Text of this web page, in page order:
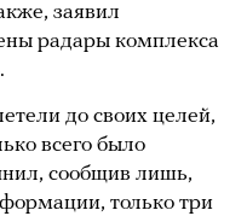
заявил
радары комплекса
до своих целей,
всего было
сообщив лишь,
только три